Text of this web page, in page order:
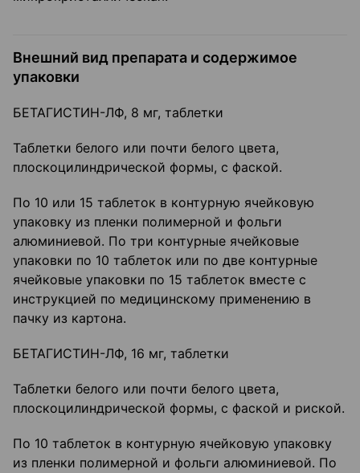
Внешний вид препарата и содержимое
упаковки
БЕТАГИСТИН-ЛФ, 8 мг, таблетки
Таблетки белого или почти белого цвета,
плоскоцилиндрической формы, с фаской.
По 10 или 15 таблеток в контурную ячейковую
упаковку из пленки полимерной и фольги
алюминиевой. По три контурные ячейковые
упаковки по 10 таблеток или по две контурные
ячейковые упаковки по 15 таблеток вместе с
инструкцией по медицинскому применению в
пачку из картона.
БЕТАГИСТИН-ЛФ, 16 мг, таблетки
Таблетки белого или почти белого цвета,
плоскоцилиндрической формы, с фаской и риской.
По 10 таблеток в контурную ячейковую упаковку
из пленки полимерной и фольги алюминиевой. По